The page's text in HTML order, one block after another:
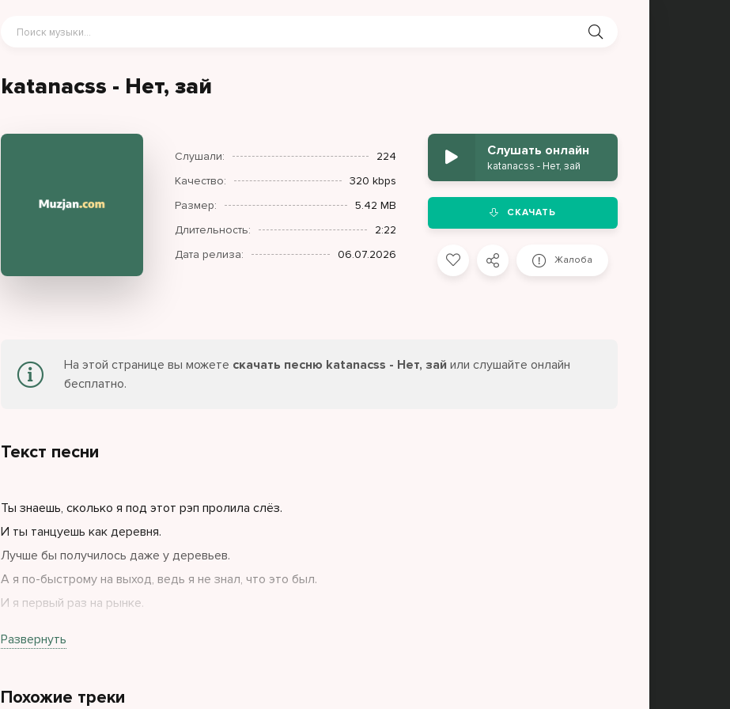
katanacss - Нет, зай
Слушали:
224
Качество:
320 kbps
Размер:
5.42 MB
Длительность:
2:22
Дата релиза:
06.07.2026
Слушать онлайн
katanacss - Нет, зай
СКАЧАТЬ
Жалоба
На этой странице вы можете скачать песню katanacss - Нет, зай или слушайте онлайн
бесплатно.
Текст песни
Ты знаешь, сколько я под этот рэп пролила слёз.
И ты танцуешь как деревня.
Лучше бы получилось даже у деревьев.
А я по-быстрому на выход, ведь я не знал, что это был.
И я первый раз на рынке.
Развернуть
Похожие треки